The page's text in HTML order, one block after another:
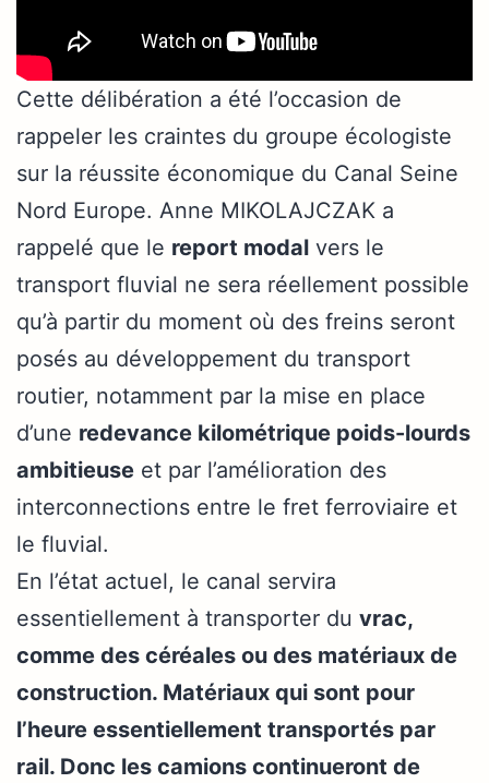
Cette délibération a été l’occasion de
rappeler les craintes du groupe écologiste
sur la réussite économique du Canal Seine
Nord Europe. Anne MIKOLAJCZAK a
rappelé que le report modal vers le
transport fluvial ne sera réellement possible
qu’à partir du moment où des freins seront
posés au développement du transport
routier, notamment par la mise en place
d’une redevance kilométrique poids-lourds
ambitieuse et par l’amélioration des
interconnections entre le fret ferroviaire et
le fluvial.
En l’état actuel, le canal servira
essentiellement à transporter du vrac,
comme des céréales ou des matériaux de
construction. Matériaux qui sont pour
l’heure essentiellement transportés par
rail. Donc les camions continueront de